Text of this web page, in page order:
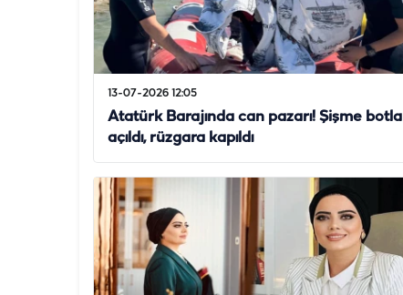
13-07-2026 12:05
Atatürk Barajında can pazarı! Şişme botla
açıldı, rüzgara kapıldı